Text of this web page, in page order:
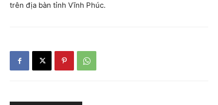
trên địa bàn tỉnh Vĩnh Phúc.